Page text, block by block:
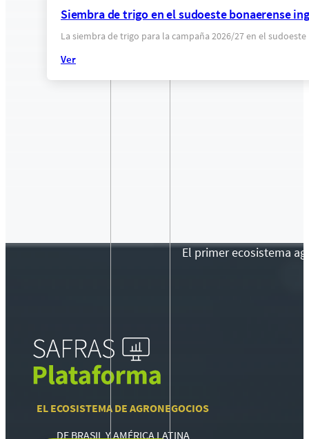
Siembra de trigo en el sudoeste bonaerense
La siembra de trigo para la campaña 2026/27 en el
Ver
El primer ecosistema
EL ECOSISTEMA DE AGRONEGOCIOS
DE BRASIL Y AMÉRICA LATINA